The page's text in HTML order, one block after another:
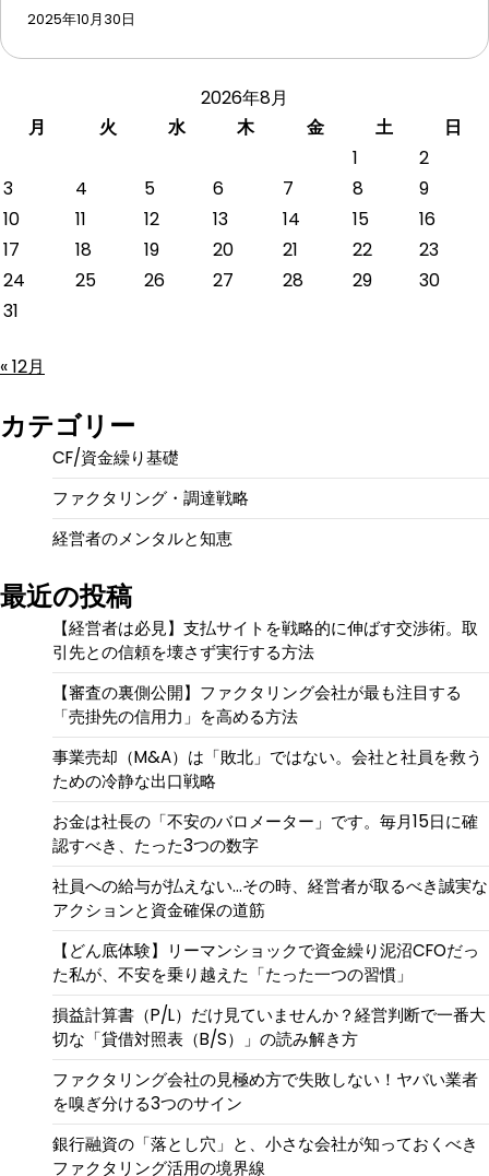
2025年10月30日
2026年8月
月
火 水 木 金 土
日
1
2
3
4 5 6 7 8
9
10
11 12 13 14 15
16
17
18 19 20 21 22
23
24
25 26 27 28 29
30
31
« 12月
カテゴリー
CF/資金繰り基礎
ファクタリング・調達戦略
経営者のメンタルと知恵
最近の投稿
【経営者は必見】支払サイトを戦略的に伸ばす交渉術。取
引先との信頼を壊さず実行する方法
【審査の裏側公開】ファクタリング会社が最も注目する
「売掛先の信用力」を高める方法
事業売却（M&A）は「敗北」ではない。会社と社員を救う
ための冷静な出口戦略
お金は社長の「不安のバロメーター」です。毎月15日に確
認すべき、たった3つの数字
社員への給与が払えない…その時、経営者が取るべき誠実な
アクションと資金確保の道筋
【どん底体験】リーマンショックで資金繰り泥沼CFOだっ
た私が、不安を乗り越えた「たった一つの習慣」
損益計算書（P/L）だけ見ていませんか？経営判断で一番大
切な「貸借対照表（B/S）」の読み解き方
ファクタリング会社の見極め方で失敗しない！ヤバい業者
を嗅ぎ分ける3つのサイン
銀行融資の「落とし穴」と、小さな会社が知っておくべき
ファクタリング活用の境界線